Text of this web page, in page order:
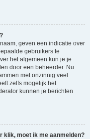
geven een indicatie over
gebruikers te
het algemeen kun je je
door een beheerder. Nu
met onzinnig veel
zelfs mogelijk het
kunnen je berichten
klik, moet ik me aanmelden?